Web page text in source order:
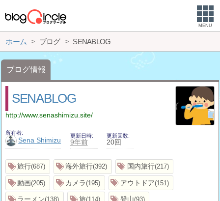
MENU
ホーム ブログ SENABLOG
ブログ情報
SENABLOG
http://www.senashimizu.site/
所有者
Sena Shimizu
更新日時
9年前
更新回数
20回
旅行 687 海外旅行 392 国内旅行 217
動画 205 カメラ 195 アウトドア 151
ラーメン 138 旅 114 登山 93